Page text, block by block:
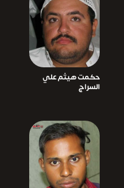
حكمت هيثم علي
السراج